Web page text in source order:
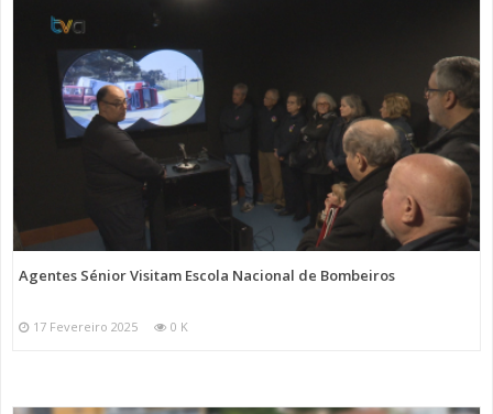
Agentes Sénior Visitam Escola Nacional de Bombeiros
17 Fevereiro 2025 0 K